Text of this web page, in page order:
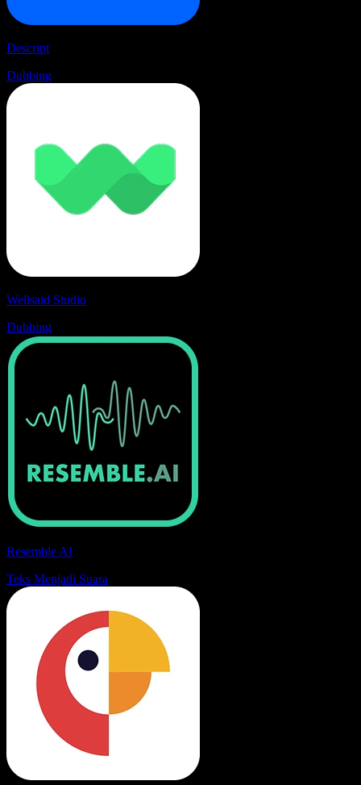
Descript
Dubbing
Wellsaid Studio
Dubbing
Resemble AI
Teks Menjadi Suara